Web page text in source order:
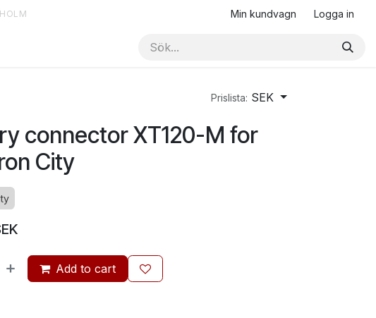
Min kundvagn Logga in
Prislista: SEK
connector XT120-M for
City
Add to cart